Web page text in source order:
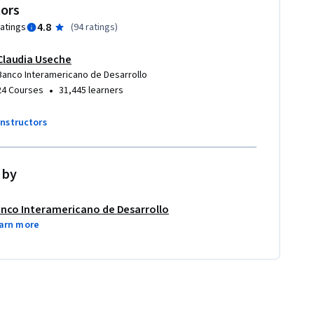
4.8 (94 ratings)
Useche
Interamericano de Desarrollo
Courses • 31,445 learners
Interamericano de Desarrollo
more